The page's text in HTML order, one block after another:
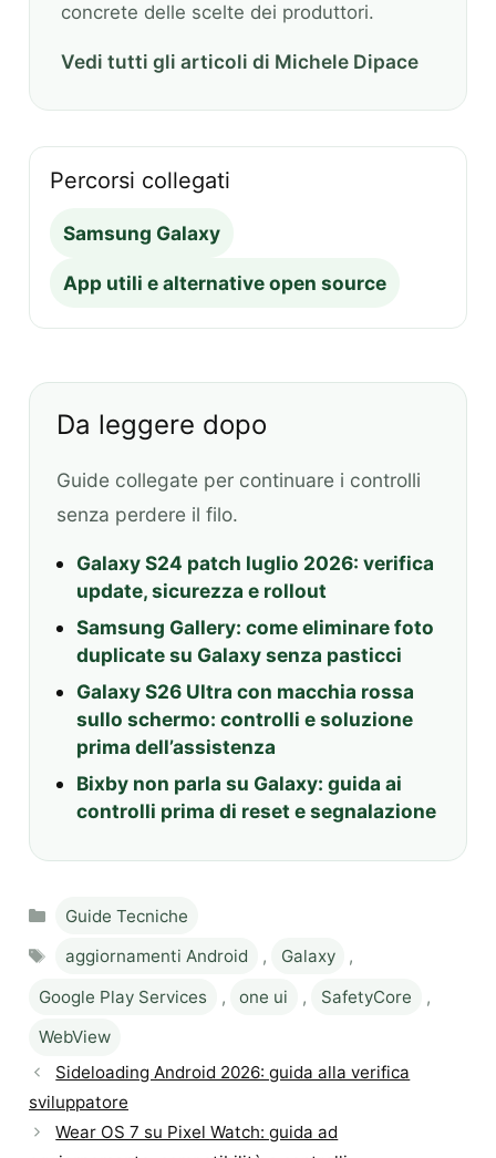
concrete delle scelte dei produttori.
Vedi tutti gli articoli di Michele Dipace
Percorsi collegati
Samsung Galaxy
App utili e alternative open source
Da leggere dopo
Guide collegate per continuare i controlli
senza perdere il filo.
Galaxy S24 patch luglio 2026: verifica
update, sicurezza e rollout
Samsung Gallery: come eliminare foto
duplicate su Galaxy senza pasticci
Galaxy S26 Ultra con macchia rossa
sullo schermo: controlli e soluzione
prima dell’assistenza
Bixby non parla su Galaxy: guida ai
controlli prima di reset e segnalazione
Categories
Guide Tecniche
aggiornamenti Android , Galaxy
,
Google Play Services
, one ui , SafetyCore
,
WebView
Sideloading Android 2026: guida alla verifica
sviluppatore
Wear OS 7 su Pixel Watch: guida ad